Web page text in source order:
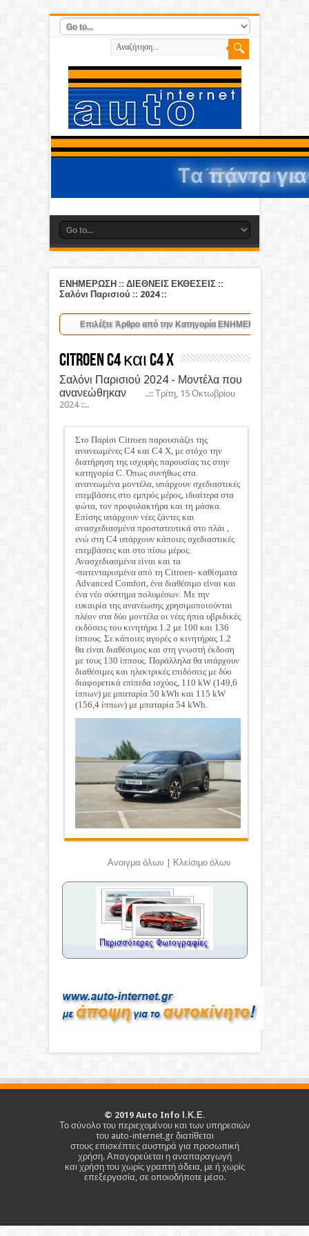
ΕΝΗΜΕΡΩΣΗ :: ΔΙΕΘΝΕΙΣ ΕΚΘΕΣΕΙΣ::
Σαλόνι Παρισιού :: 2024::
Citroen C4 και C4 X
Σαλόνι Παρισιού 2024 - Μοντέλα που
ανανεώθηκαν
..:: Τρίτη, 15 Οκτωβρίου
2024 ::..
Στο Παρίσι Citroen παρουσιάζει της
ανανεωμένες C4 και C4 X, με στόχο την
διατήρηση της ισχυρής παρουσίας τις στην
κατηγορία C. Όπως συνήθως στα
ανανεωμένα μοντέλα, υπάρχουν σχεδιαστικές
επεμβάσεις στο εμπρός μέρος, ιδιαίτερα στα
φώτα, τον προφυλακτήρα και τη μάσκα.
Επίσης υπάρχουν νέες ζάντες και
ανασχεδιασμένα προστατευτικά στο πλάι ,
ενώ στη C4 υπάρχουν κάποιες σχεδιαστικές
επεμβάσεις και στο πίσω μέρος.
Ανασχεδιασμένα είναι και τα
-πατενταρισμένα από τη Citroen- καθίσματα
Advanced Comfort, ένα διαθέσιμο είναι και
ένα νέο σύστημα πολυμέσων. Με την
ευκαιρία της ανανέωσης χρησιμοποιούνται
πλέον στα δύο μοντέλα οι νέες ήπια υβριδικές
εκδόσεις του κινητήρα 1.2 με 100 και 136
ίππους. Σε κάποιες αγορές ο κινητήρας 1.2
θα είναι διαθέσιμος και στη γνωστή έκδοση
με τους 130 ίππους. Παράλληλα θα υπάρχουν
διαθέσιμες και ηλεκτρικές επιδόσεις με δύο
διαφορετικά επίπεδα ισχύος, 110 kW (149,6
ίππων) με μπαταρία 50 kWh και 115 kW
(156,4 ίππων) με μπαταρία 54 kWh.
Ανοιγμα όλων Κλείσιμο όλων
© 2019 Auto Info Ι.Κ.Ε.
Το σύνολο του περιεχομένου και των υπηρεσιών
του auto-internet.gr διατίθεται
στους επισκέπτες αυστηρά για προσωπική
χρήση. Απαγορεύεται η αναπαραγωγή
και χρήση του χωρίς γραπτή άδεια, με ή χωρίς
επεξεργασία, σε οποιοδήποτε μέσο.